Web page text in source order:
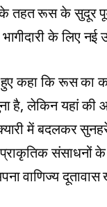
तहत रूस के सुदूर
के लिए नई
कहा कि रूस का
है, लेकिन यहां
में बदलकर
संसाधनों के
वाणिज्य दूतावास